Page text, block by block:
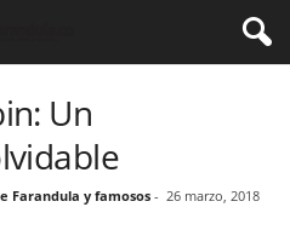
Un
Farandula y famosos - 26 marzo, 2018